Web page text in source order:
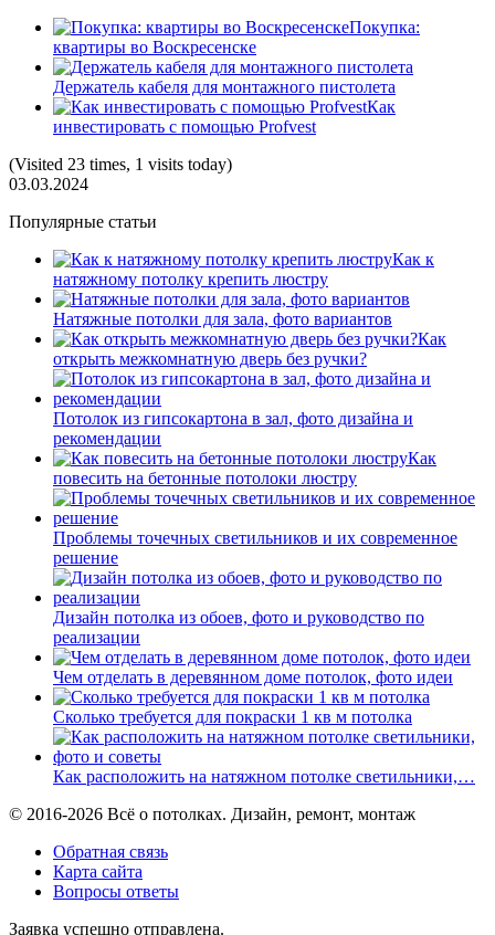
Покупка:
квартиры во Воскресенске
Держатель кабеля для монтажного пистолета
Как
инвестировать с помощью Profvest
(Visited 23 times, 1 visits today)
03.03.2024
Популярные статьи
Как к
натяжному потолку крепить люстру
Натяжные потолки для зала, фото вариантов
Как
открыть межкомнатную дверь без ручки?
Потолок из гипсокартона в зал, фото дизайна и
рекомендации
Как
повесить на бетонные потолоки люстру
Проблемы точечных светильников и их современное
решение
Дизайн потолка из обоев, фото и руководство по
реализации
Чем отделать в деревянном доме потолок, фото идеи
Сколько требуется для покраски 1 кв м потолка
Как расположить на натяжном потолке светильники,…
© 2016-2026 Всё о потолках. Дизайн, ремонт, монтаж
Обратная связь
Карта сайта
Вопросы ответы
Заявка успешно отправлена.